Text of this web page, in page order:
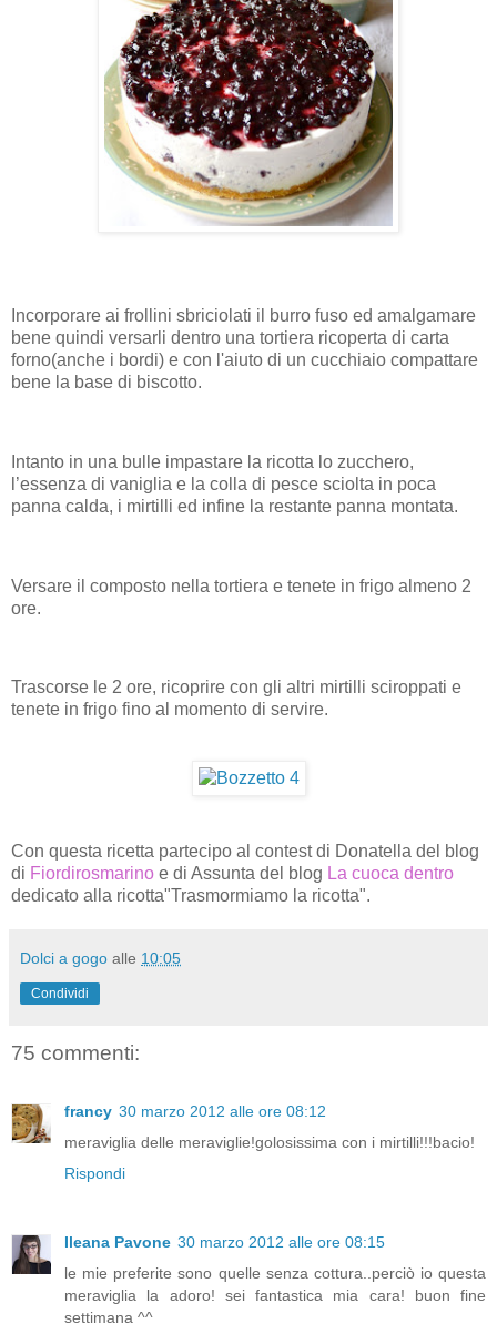
Incorporare ai frollini sbriciolati il burro fuso ed amalgamare
bene quindi versarli dentro una tortiera ricoperta di carta
forno(anche i bordi) e con l'aiuto di un cucchiaio compattare
bene la base di biscotto.
Intanto in una bulle impastare la ricotta lo zucchero,
l’essenza di vaniglia e la colla di pesce sciolta in poca
panna calda, i mirtilli ed infine la restante panna montata.
Versare il composto nella tortiera e tenete in frigo almeno 2
ore.
Trascorse le 2 ore, ricoprire con gli altri mirtilli sciroppati e
tenete in frigo fino al momento di servire.
Con questa ricetta partecipo al contest di Donatella del blog
di Fiordirosmarino e di Assunta del blog La cuoca dentro
dedicato alla ricotta"Trasmormiamo la ricotta".
Dolci a gogo alle 10:05
Condividi
75 commenti:
francy 30 marzo 2012 alle ore 08:12
meraviglia delle meraviglie!golosissima con i mirtilli!!!bacio!
Rispondi
Ileana Pavone 30 marzo 2012 alle ore 08:15
le mie preferite sono quelle senza cottura..perciò io questa
meraviglia la adoro! sei fantastica mia cara! buon fine
settimana ^^